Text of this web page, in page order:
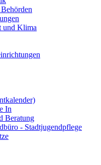
und Klima
In
Beratung
- Stadtjugendpflege